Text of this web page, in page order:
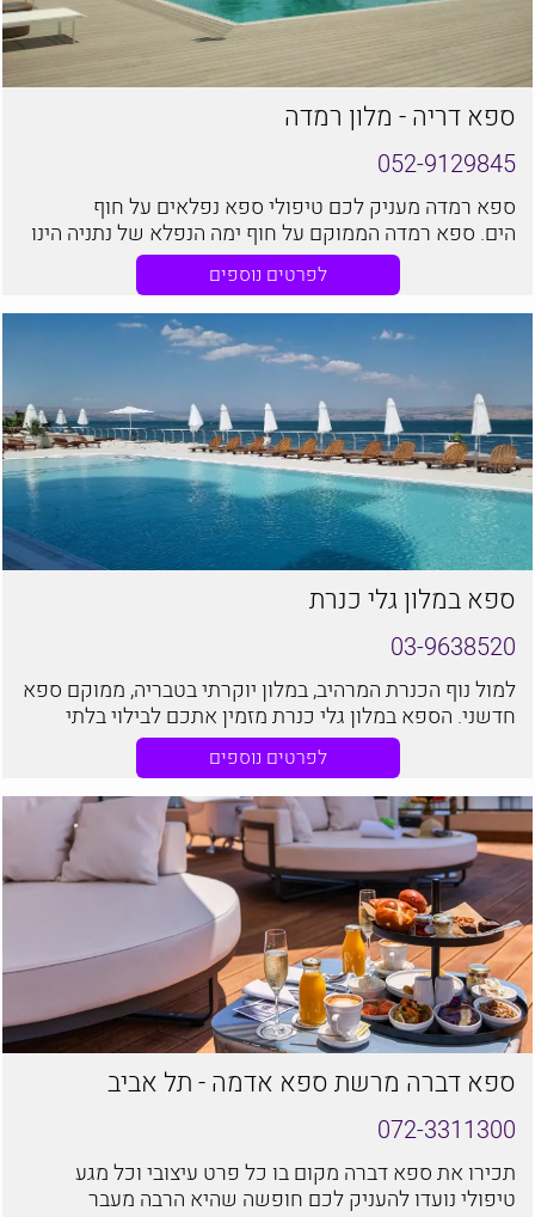
ספא דריה - מלון רמדה
052-9129845
ספא רמדה מעניק לכם טיפולי ספא נפלאים על חוף
הים. ספא רמדה הממוקם על חוף ימה הנפלא של נתניה הינו
המקום המושלם ליהנות מטיפולי ספא ברמה מקצועית
שטרם הכרתם.
לפרטים נוספים
ספא במלון גלי כנרת
03-9638520
למול נוף הכנרת המרהיב, במלון יוקרתי בטבריה, ממוקם ספא
חדשני. הספא במלון גלי כנרת מזמין אתכם לבילוי בלתי
נשכח, שיסחף אתכם אל מעבר לגבולות הזמן, לחוויה חושית
לפרטים נוספים
ספא דברה מרשת ספא אדמה - תל אביב
072-3311300
תכירו את ספא דברה מקום בו כל פרט עיצובי וכל מגע
טיפולי נועדו להעניק לכם חופשה שהיא הרבה מעבר